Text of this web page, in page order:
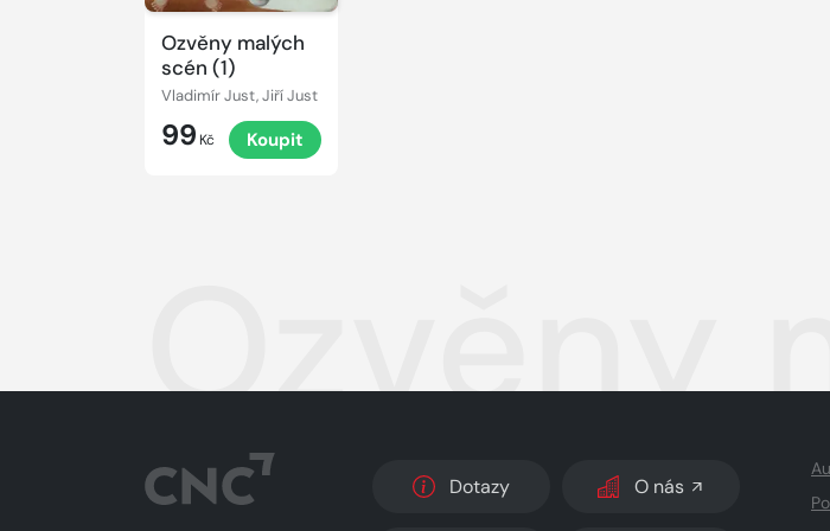
Ozvěny malých
scén (1)
Vladimír Just, Jiří Just
99 Kč Koupit
Ozvěny
Dotazy O nás